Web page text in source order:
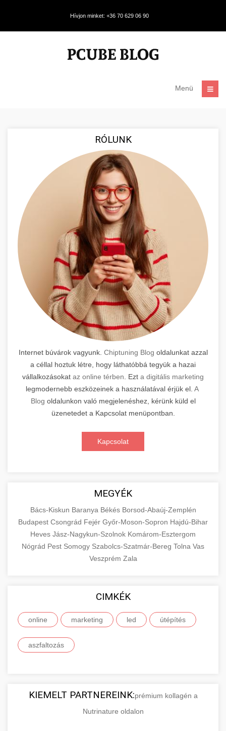
Hívjon minket: +36 70 629 06 90
Menü
RÓLUNK
Internet búvárok vagyunk. Chiptuning Blog oldalunkat azzal
a céllal hoztuk létre, hogy láthatóbbá tegyük a hazai
vállalkozásokat az online térben . Ezt a digitális marketing
legmodernebb eszközeinek a használatával érjük el. A
Blog oldalunkon való megjelenéshez, kérünk küld el
üzenetedet a Kapcsolat menüpontban.
Kapcsolat
MEGYÉK
Bács-Kiskun Baranya Békés Borsod-Abaúj-Zemplén
Budapest Csongrád Fejér Győr-Moson-Sopron Hajdú-Bihar
Heves Jász-Nagykun-Szolnok Komárom-Esztergom
Nógrád Pest Somogy Szabolcs-Szatmár-Bereg Tolna Vas
Veszprém Zala
CIMKÉK
online marketing led útépítés
aszfaltozás
KIEMELT PARTNEREINK:prémium kollagén a
Nutrinature oldalon